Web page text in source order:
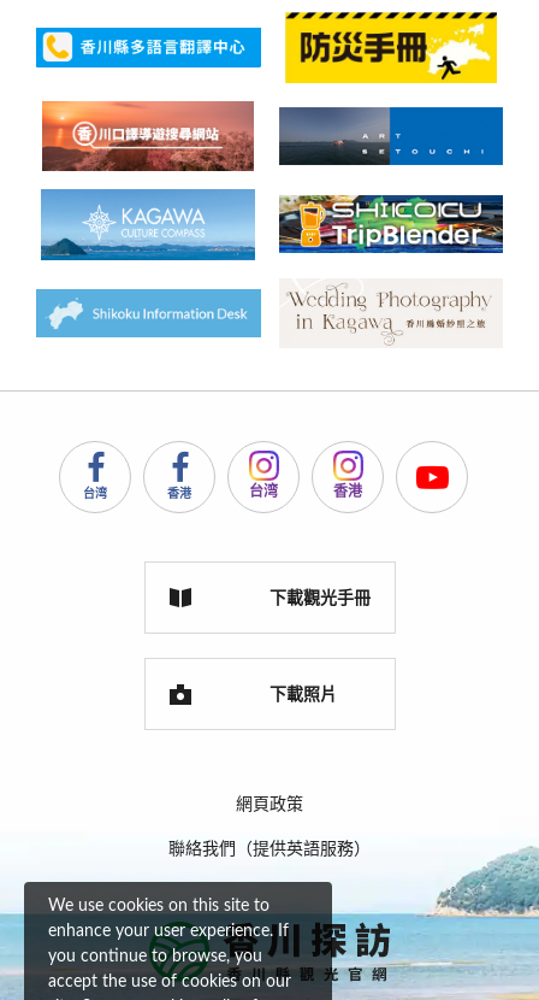
台湾 香港 台湾 香港
下載觀光手冊
下載照片
網頁政策
聯絡我們（提供英語服務）
We use cookies on this site to
enhance your user experience. If
you continue to browse, you
accept the use of cookies on our